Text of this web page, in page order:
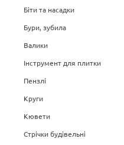
Біти та насадки
Бури, зубила
Валики
Інструмент для плитки
Пензлі
Круги
Кювети
Стрічки будівельні